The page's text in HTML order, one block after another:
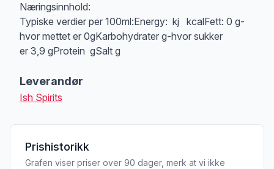
Næringsinnhold:
Typiske verdier per 100ml:Energy: kj kcalFett: 0 g-
hvor mettet er 0gKarbohydrater g-hvor sukker
er 3,9 gProtein gSalt g
Leverandør
Ish Spirits
Prishistorikk
Grafen viser priser over 90 dager, merk at vi ikke